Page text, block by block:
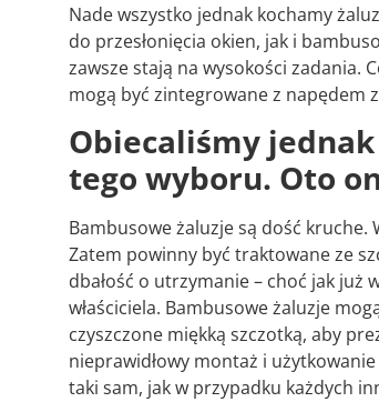
Nade wszystko jednak kochamy
do przesłonięcia okien, jak i
zawsze stają na wysokości zadania.
mogą być zintegrowane z napędem
Obiecaliśmy
tego wyboru. Oto
Bambusowe żaluzje są dość
Zatem powinny być traktowane ze
dbałość o utrzymanie – choć jak
właściciela. Bambusowe żaluzje
czyszczone miękką szczotką, aby
nieprawidłowy montaż i
taki sam, jak w przypadku każdych